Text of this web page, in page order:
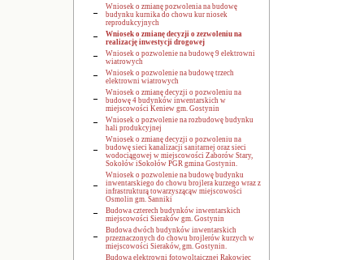
Wniosek o zmianę pozwolenia na budowę
budynku kurnika do chowu kur niosek
reprodukcyjnych
Wniosek o zmianę decyzji o zezwoleniu na
realizację inwestycji drogowej
Wniosek o pozwolenie na budowę 9 elektrowni
wiatrowych
Wniosek o pozwolenie na budowę trzech
elektrowni wiatrowych
Wniosek o zmianę decyzji o pozwoleniu na
budowę 4 budynków inwentarskich w
miejscowości Keniew gm. Gostynin
Wniosek o pozwolenie na rozbudowę budynku
hali produkcyjnej
Wniosek o zmianę decyzji o pozwoleniu na
budowę sieci kanalizacji sanitarnej oraz sieci
wodociągowej w miejscowości Zaborów Stary,
Sokołów iSokołów PGR gmina Gostynin.
Wniosek o pozwolenie na budowę budynku
inwentarskiego do chowu brojlera kurzego wraz z
infrastrukturą towarzyszącąw miejscowości
Osmolin gm. Sanniki
Budowa czterech budynków inwentarskich
miejscowości Sieraków gm. Gostynin
Budowa dwóch budynków inwentarskich
przeznaczonych do chowu brojlerów kurzych w
miejscowości Sieraków, gm. Gostynin.
Budowa elektrowni fotowoltaicznej Rakowiec